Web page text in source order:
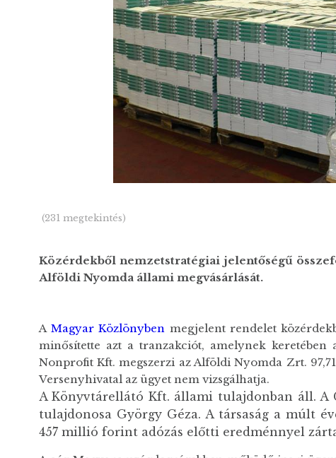
(231 megtekintés)
Közérdekből nemzetstratégiai jelentőségű
Alföldi Nyomda állami megvásárlását.
AMagyar Közlönyben megjelent rendelet
minősítette azt a tranzakciót, amelynek keretében
Nonprofit Kft. megszerzi az Alföldi Nyomda Zrt.
Versenyhivatal az ügyet nem vizsgálhatja.
A Könyvtárellátó Kft. állami tulajdonban áll. A
tulajdonosa György Géza. A társaság a múlt
457 millió forint adózás előtti eredménnyel